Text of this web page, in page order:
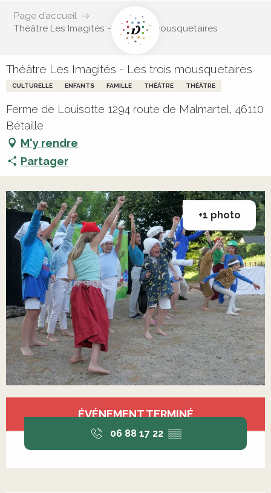
Page d’accueil
Théâtre Les Imagités - Les trois mousquetaires
Théâtre Les Imagités - Les trois mousquetaires
CULTURELLE ENFANTS FAMILLE THÉÂTRE THÉÂTRE
Ferme de Louisotte 1294 route de Malmartel, 46110
Bétaille
M'y rendre
Partager
+1 photo
Ouverture et coordonnées
ÉVÉNEMENT TERMINÉ
06 88 17 22 ▒▒